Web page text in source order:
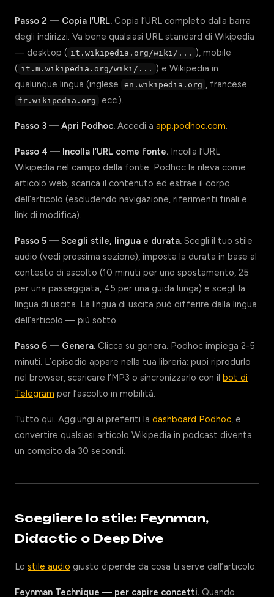
Passo 2 — Copia l’URL. Copia l’URL completo dalla barra
degli indirizzi. Va bene qualsiasi URL standard di Wikipedia
— desktop ( it.wikipedia.org/wiki/... ), mobile
( it.m.wikipedia.org/wiki/... ) e Wikipedia in
qualunque lingua (inglese
en.wikipedia.org , francese
fr.wikipedia.org ecc.).
Passo 3 — Apri Podhoc. Accedi a app.podhoc.com.
Passo 4 — Incolla l’URL come fonte. Incolla l’URL
Wikipedia nel campo della fonte. Podhoc la rileva come
articolo web, scarica il contenuto ed estrae il corpo
dell’articolo (escludendo navigazione, riferimenti finali e
link di modifica).
Passo 5 — Scegli stile, lingua e durata. Scegli il tuo stile
audio (vedi prossima sezione), imposta la durata in base al
contesto di ascolto (10 minuti per uno spostamento, 25
per una passeggiata, 45 per una guida lunga) e scegli la
lingua di uscita. La lingua di uscita può differire dalla lingua
dell’articolo — più sotto.
Passo 6 — Genera. Clicca su genera. Podhoc impiega 2-5
minuti. L’episodio appare nella tua libreria; puoi riprodurlo
nel browser, scaricare l’MP3 o sincronizzarlo con il bot di
Telegram per l’ascolto in mobilità.
Tutto qui. Aggiungi ai preferiti la dashboard Podhoc, e
convertire qualsiasi articolo Wikipedia in podcast diventa
un compito da 30 secondi.
Scegliere lo stile: Feynman,
Didactic o Deep Dive
Lo stile audio giusto dipende da cosa ti serve dall’articolo.
Feynman Technique — per capire concetti. Quando